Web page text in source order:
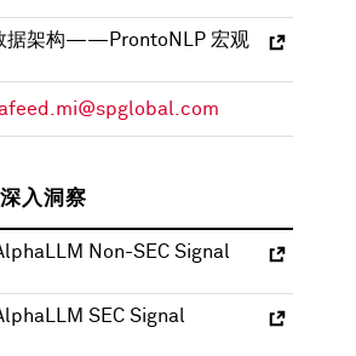
据架构——ProntoNLP 宏观
入洞察
Non-SEC Signal
SEC Signal